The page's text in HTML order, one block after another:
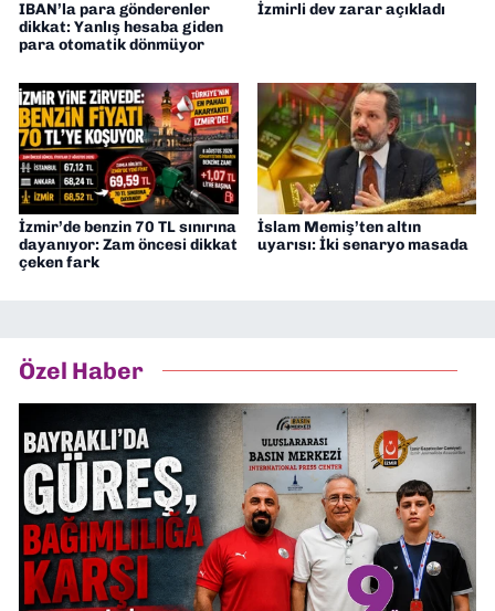
IBAN’la para gönderenler
dikkat: Yanlış hesaba giden
para otomatik dönmüyor
İzmirli dev zarar açıkladı
İzmir’de benzin 70 TL sınırına
dayanıyor: Zam öncesi dikkat
çeken fark
İslam Memiş’ten altın
uyarısı: İki senaryo masada
Özel Haber